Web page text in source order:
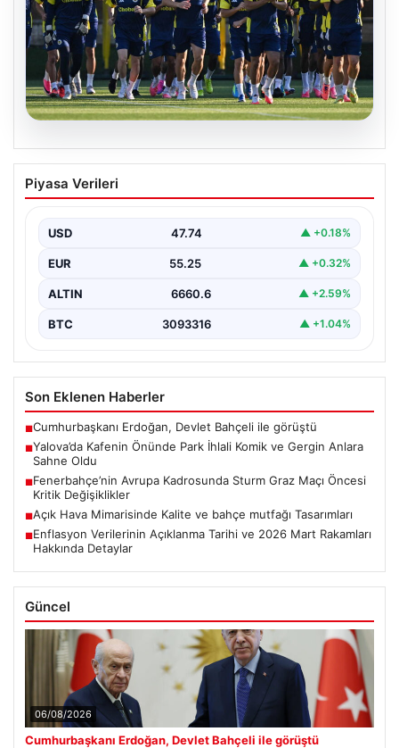
Fenerbahçe’nin Avrupa Kadrosunda
Sturm Graz Maçı Öncesi Kritik
Fenerbahçe, UEFA Şampiyonlar Ligi 3. eleme turu ilk
Piyasa Verileri
USD 47.74 ▲ +0.18%
EUR 55.25 ▲ +0.32%
ALTIN 6660.6 ▲ +2.59%
BTC 3093316 ▲ +1.04%
Son Eklenen Haberler
■Cumhurbaşkanı Erdoğan, Devlet Bahçeli ile görüştü
■Yalova’da Kafenin Önünde Park İhlali Komik ve Gergin Anlara
Sahne Oldu
■Fenerbahçe’nin Avrupa Kadrosunda Sturm Graz Maçı Öncesi
Kritik Değişiklikler
■Açık Hava Mimarisinde Kalite ve bahçe mutfağı Tasarımları
■Enflasyon Verilerinin Açıklanma Tarihi ve 2026 Mart Rakamları
Hakkında Detaylar
Güncel
06/08/2026
Cumhurbaşkanı Erdoğan, Devlet Bahçeli ile görüştü